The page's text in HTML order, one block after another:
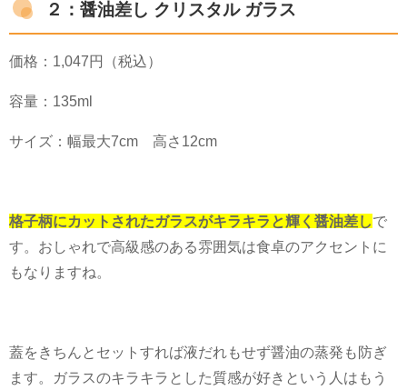
２：醤油差し クリスタル ガラス
価格： 1,047 円（税込）
容量： 135ml
サイズ：幅最大7cm 高さ 12cm
格子柄にカットされたガラスがキラキラと輝く醤油差しで
す。おしゃれで高級感のある雰囲気は食卓のアクセントに
もなりますね。
蓋をきちんとセットすれば液だれもせず醤油の蒸発も防ぎ
ます。ガラスのキラキラとした質感が好きという人はもう